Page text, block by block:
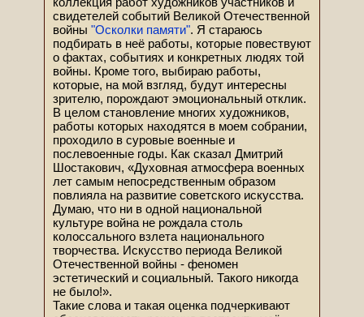
свидетелей событий Великой Отечественной
войны "Осколки памяти". Я стараюсь
подбирать в неё работы, которые повествуют
о фактах, событиях и конкретных людях той
войны. Кроме того, выбираю работы,
которые, на мой взгляд, будут интересны
зрителю, порождают эмоциональный отклик.
В целом становление многих художников,
работы которых находятся в моем собрании,
проходило в суровые военные и
послевоенные годы. Как сказал Дмитрий
Шостакович, «Духовная атмосфера военных
лет самым непосредственным образом
повлияла на развитие советского искусства.
Думаю, что ни в одной национальной
культуре война не рождала столь
колоссального взлета национального
творчества. Искусство периода Великой
Отечественной войны - феномен
эстетический и социальный. Такого никогда
не было!».
Такие слова и такая оценка подчеркивают